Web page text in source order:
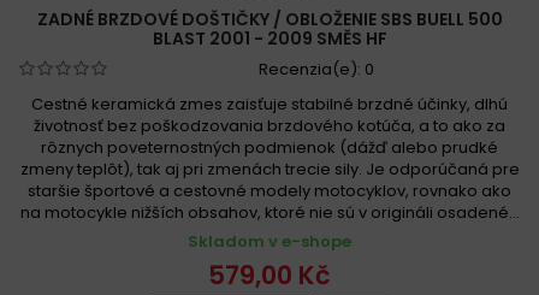
ZADNÉ BRZDOVÉ DOŠTIČKY / OBLOŽENIE SBS BUELL 500
BLAST 2001 - 2009 SMĚS HF
Recenzia(e): 0
Cestné keramická zmes zaisťuje stabilné brzdné účinky, dlhú
životnosť bez poškodzovania brzdového kotúča, a to ako za
rôznych poveternostných podmienok (dážď alebo prudké
zmeny teplôt), tak aj pri zmenách trecie sily. Je odporúčaná pre
staršie športové a cestovné modely motocyklov, rovnako ako
na motocykle nižších obsahov, ktoré nie sú v origináli osadené...
Skladom v e-shope
579,00 Kč